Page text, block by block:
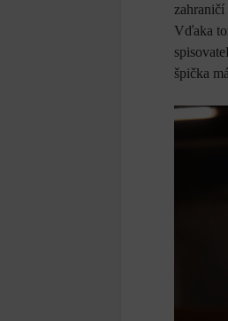
Vďaka
špička